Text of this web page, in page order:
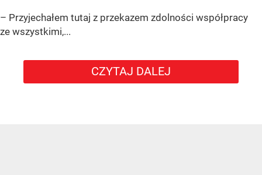
– Przyjechałem tutaj z przekazem zdolności współpracy
ze wszystkimi,...
CZYTAJ DALEJ